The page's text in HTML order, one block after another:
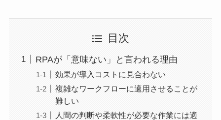
目次
RPAが「意味ない」と言われる理由
効果が導入コストに見合わない
複雑なワークフローに適用させることが
難しい
人間の判断や柔軟性が必要な作業には適